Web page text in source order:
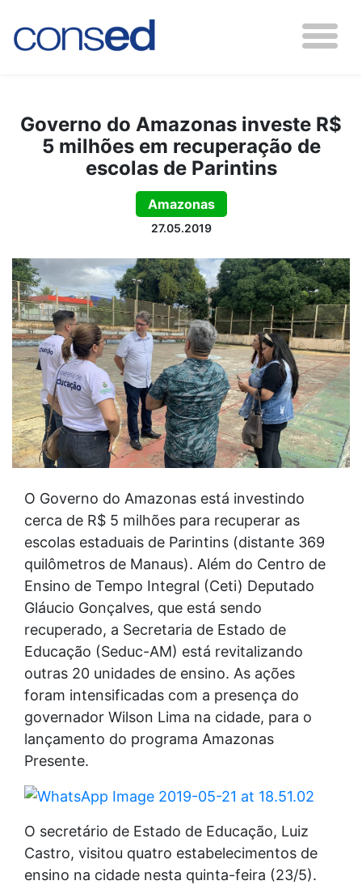
Governo do Amazonas investe R$
5 milhões em recuperação de
escolas de Parintins
Amazonas
27.05.2019
O Governo do Amazonas está investindo
cerca de R$ 5 milhões para recuperar as
escolas estaduais de Parintins (distante 369
quilômetros de Manaus). Além do Centro de
Ensino de Tempo Integral (Ceti) Deputado
Gláucio Gonçalves, que está sendo
recuperado, a Secretaria de Estado de
Educação (Seduc-AM) está revitalizando
outras 20 unidades de ensino. As ações
foram intensificadas com a presença do
governador Wilson Lima na cidade, para o
lançamento do programa Amazonas
Presente.
O secretário de Estado de Educação, Luiz
Castro, visitou quatro estabelecimentos de
ensino na cidade nesta quinta-feira (23/5).